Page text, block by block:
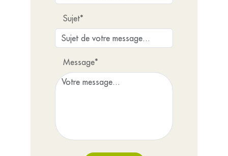
Sujet*
Message*